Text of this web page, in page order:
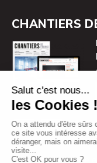
CHANTIERS
Chantiers de France